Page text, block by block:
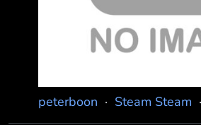
peterboon · Steam Steam ·